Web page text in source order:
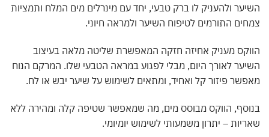
ולהעניק לו ברק טבעי, יחד עם מינרלים מים המלח ותמציות
התורמים לטיפוח השיער ולמראה חיוני.
מעניק אחיזה חזקה המאפשרת שליטה מלאה בעיצוב
לאורך היום, מבלי לפגוע במראה הטבעי שלו. המרקם הנוח
פיזור קל ואחיד, ומתאים לשימוש על שיער יבש או לח.
הווקס מבוסס מים, מה שמאפשר שטיפה קלה ומהירה ללא
– יתרון משמעותי לשימוש יומיומי.